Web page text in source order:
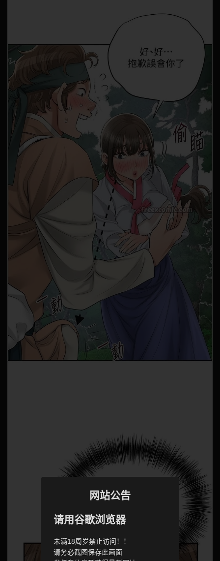
网站公告
请用谷歌浏览器
未满18周岁禁止访问！！
请务必截图保存此画面